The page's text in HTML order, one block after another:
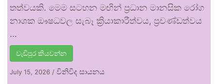
තත්වයකි. මෙම සටහන මඟින් ප්‍රධාන මානසික රෝග
නාශක ඖෂධවල සැබෑ ක්‍රියාකාරීත්වය, ප්‍රචණ්ඩත්වය
…
වැඩිපුර කියවන්න
July 15, 2026 / විනිවිද සායනය